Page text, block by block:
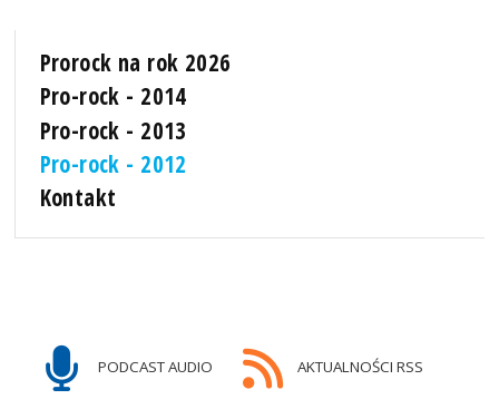
Prorock na rok 2026
Pro-rock - 2014
Pro-rock - 2013
Pro-rock - 2012
Kontakt
PODCAST AUDIO AKTUALNOŚCI RSS